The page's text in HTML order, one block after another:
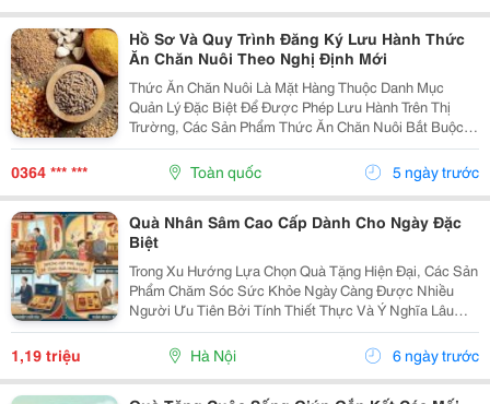
Hồ Sơ Và Quy Trình Đăng Ký Lưu Hành Thức
Ăn Chăn Nuôi Theo Nghị Định Mới
Thức Ăn Chăn Nuôi Là Mặt Hàng Thuộc Danh Mục
Quản Lý Đặc Biệt Để Được Phép Lưu Hành Trên Thị
Trường, Các Sản Phẩm Thức Ăn Chăn Nuôi Bắt Buộc
Phải Được Đăng Ký Lưu Hành Theo Quy Định Pháp
Thức Ăn...
0364 *** *** Toàn quốc 5 ngày trước
Quà Nhân Sâm Cao Cấp Dành Cho Ngày Đặc
Biệt
Trong Xu Hướng Lựa Chọn Quà Tặng Hiện Đại, Các Sản
Phẩm Chăm Sóc Sức Khỏe Ngày Càng Được Nhiều
Người Ưu Tiên Bởi Tính Thiết Thực Và Ý Nghĩa Lâu
Dài. Nhân Sâm Là Một Trong Những Lựa Chọn Nổi Bật
Nhờ Giá Trị Dinh Dưỡng, Hình Thức Sang Trọng Và
Thông...
1,19 triệu Hà Nội 6 ngày trước